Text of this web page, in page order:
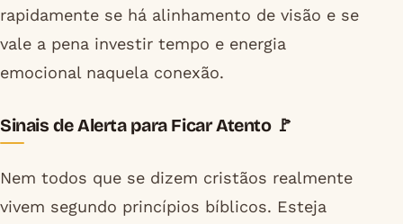
rapidamente se há alinhamento de visão e se
vale a pena investir tempo e energia
emocional naquela conexão.
Sinais de Alerta para Ficar Atento 🚩
Nem todos que se dizem cristãos realmente
vivem segundo princípios bíblicos. Esteja